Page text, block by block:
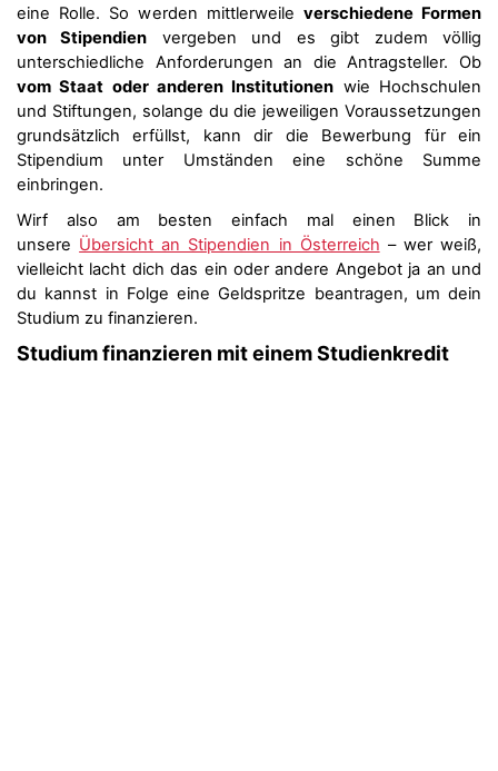
eine Rolle. So werden mittlerweile verschiedene Formen
von Stipendien vergeben und es gibt zudem völlig
unterschiedliche Anforderungen an die Antragsteller. Ob
vom Staat oder anderen Institutionen wie Hochschulen
und Stiftungen, solange du die jeweiligen Voraussetzungen
grundsätzlich erfüllst, kann dir die Bewerbung für ein
Stipendium unter Umständen eine schöne Summe
einbringen.
Wirf also am besten einfach mal einen Blick in
unsere Übersicht an Stipendien in Österreich – wer weiß,
vielleicht lacht dich das ein oder andere Angebot ja an und
du kannst in Folge eine Geldspritze beantragen, um dein
Studium zu finanzieren.
Studium finanzieren mit einem Studienkredit